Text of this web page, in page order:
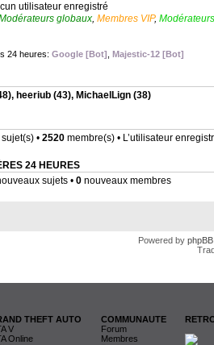
utilisateur enregistré
globaux, Membres VIP,
24 heures: Google [Bot] Majestic-12 [Bot]
heeriub(43), MichaelLign(38)
• 2520membre(s) • L’utilisateur
24 HEURES
sujets • 0nouveaux membres
Powered by phpBB
THEFT AUTO
V
Online
COMMUNAUTE
Forum
Membres